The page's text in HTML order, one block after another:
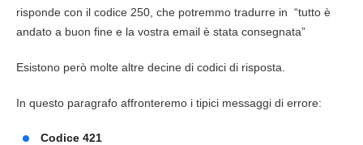
risponde con il codice 250, che potremmo tradurre in “tutto è
andato a buon fine e la vostra email è stata consegnata”
Esistono però molte altre decine di codici di risposta.
In questo paragrafo affronteremo i tipici messaggi di errore:
Codice 421